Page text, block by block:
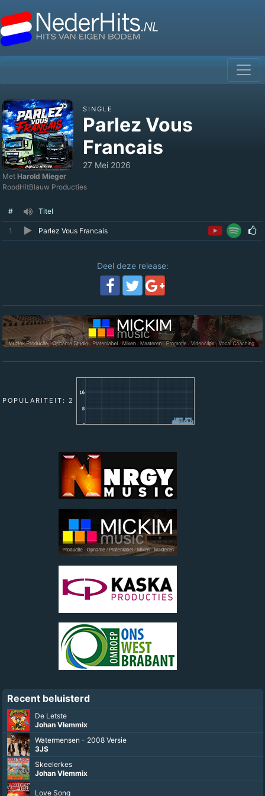
SINGLE
Parlez Vous
Francais
27 Mei 2026
Met Harold Mieger
RoodHitBlauw Producties
# Titel
1 Parlez Vous Francais
Deel deze release:
POPULARITEIT: 2
Recent beluisterd
De Letste
Johan Vlemmix
Watermensen - 2008 Versie
3JS
Skeelerkes
Johan Vlemmix
Love Song